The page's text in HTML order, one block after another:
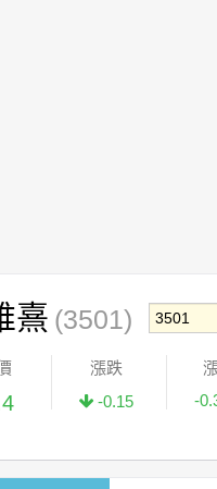
熹 (3501)
漲跌
-0.15
-